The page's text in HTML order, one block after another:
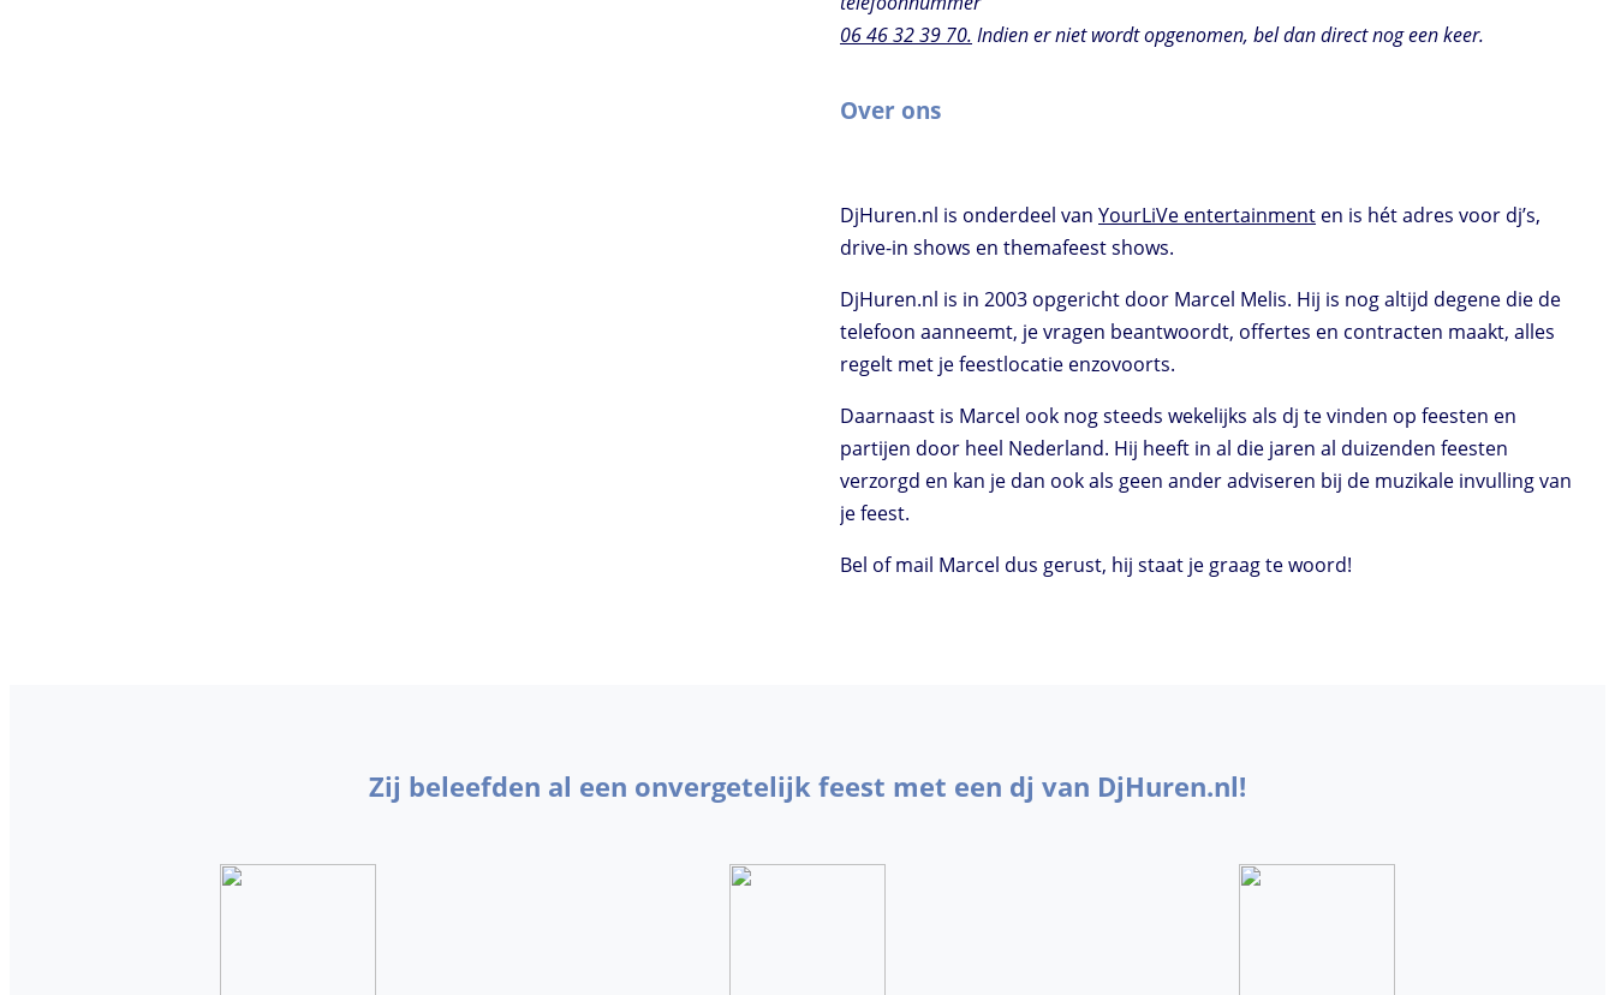
06 46 32 39 70. Indien er niet wordt opgenomen, bel dan direct nog een keer.
Over ons
DjHuren.nl is onderdeel vanYourLiVe entertainment en is hét adres voor dj’s,
drive-in shows en themafeest shows.
DjHuren.nl is in 2003 opgericht door Marcel Melis. Hij is nog altijd degene die de
telefoon aanneemt, je vragen beantwoordt, offertes en contracten maakt, alles
regelt met je feestlocatie enzovoorts.
Daarnaast is Marcel ook nog steeds wekelijks als dj te vinden op feesten en
partijen door heel Nederland. Hij heeft in al die jaren al duizenden feesten
verzorgd en kan je dan ook als geen ander adviseren bij de muzikale invulling van
je feest.
Bel of mail Marcel dus gerust, hij staat je graag te woord!
Zij beleefden al een onvergetelijk feest met een dj van DjHuren.nl!